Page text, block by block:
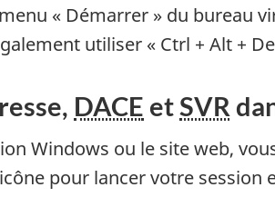
« Démarrer » du bureau
utiliser « Ctrl + Alt +
DACE etSVR
Windows ou le site web,
pour lancer votre